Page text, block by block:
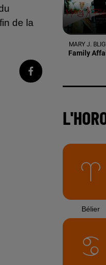
de la
MARY J.
Family
Bélier